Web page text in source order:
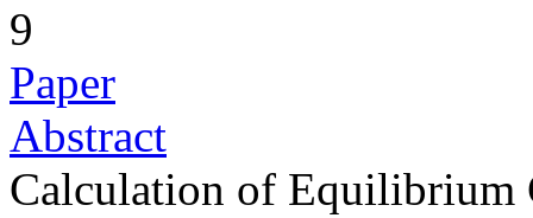
9
Paper
Abstract
Calculation of Equilibrium